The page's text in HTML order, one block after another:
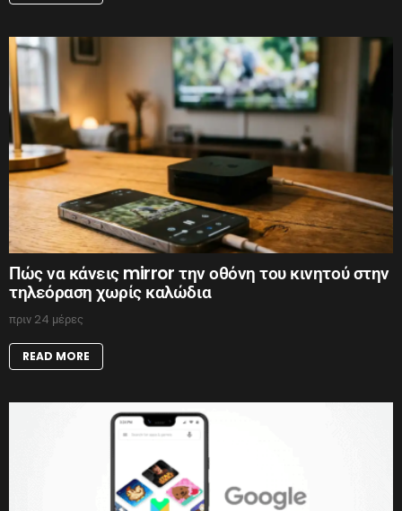
Πώς να κάνεις mirror την οθόνη του κινητού στην
τηλεόραση χωρίς καλώδια
πριν 24 μέρες
READ MORE